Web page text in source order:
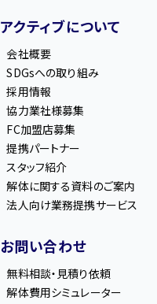
アクティブについて
会社概要
SDGsへの取り組み
採用情報
協力業社様募集
FC加盟店募集
提携パートナー
スタッフ紹介
解体に関する資料のご案内
法人向け業務提携サービス
お問い合わせ
無料相談・見積り依頼
解体費用シミュレーター